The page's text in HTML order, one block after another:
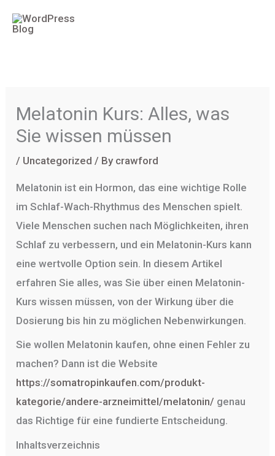
Skip
Melatonin Kurs: Alles, was
Sie wissen müssen
/ Uncategorized / By crawford
Melatonin ist ein Hormon, das eine wichtige Rolle
im Schlaf-Wach-Rhythmus des Menschen spielt.
Viele Menschen suchen nach Möglichkeiten, ihren
Schlaf zu verbessern, und ein Melatonin-Kurs kann
eine wertvolle Option sein. In diesem Artikel
erfahren Sie alles, was Sie über einen Melatonin-
Kurs wissen müssen, von der Wirkung über die
Dosierung bis hin zu möglichen Nebenwirkungen.
Sie wollen Melatonin kaufen, ohne einen Fehler zu
machen? Dann ist die Website
https://somatropinkaufen.com/produkt-
kategorie/andere-arzneimittel/melatonin/ genau
das Richtige für eine fundierte Entscheidung.
Inhaltsverzeichnis